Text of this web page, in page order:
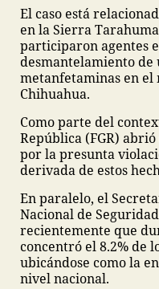
El caso está
en la Sierra
participaron agentes
desmantelamiento
metanfetaminas en
Chihuahua.
Como parte del
República (FGR)
por la presunta
derivada de estos
En paralelo, el
Nacional de
recientemente que
concentró el 8.2% de
ubicándose como la
nivel nacional.